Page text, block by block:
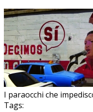
I paraocchi che
Tags: